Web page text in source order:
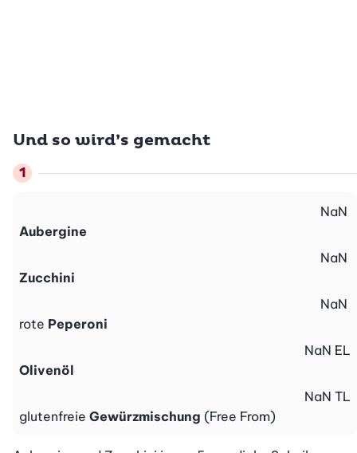
Und so wird’s gemacht
Aubergine
NaN
Zucchini
NaN
rote Peperoni
NaN
Olivenöl
NaN EL
glutenfreie Gewürzmischung (Free From)
NaN TL